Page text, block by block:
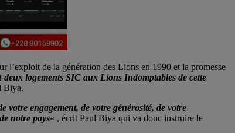
l’exploit de la génération des Lions en 1990 et la promesse
logements SIC aux Lions Indomptables de cette
Biya.
votre engagement, de votre générosité, de votre
notre pays« , écrit Paul Biya qui va donc instruire le